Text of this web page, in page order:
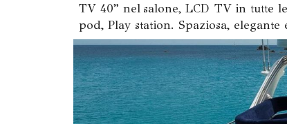
TV 40” nel salone, LCD TV in tutte
pod, Play station. Spaziosa, elegante